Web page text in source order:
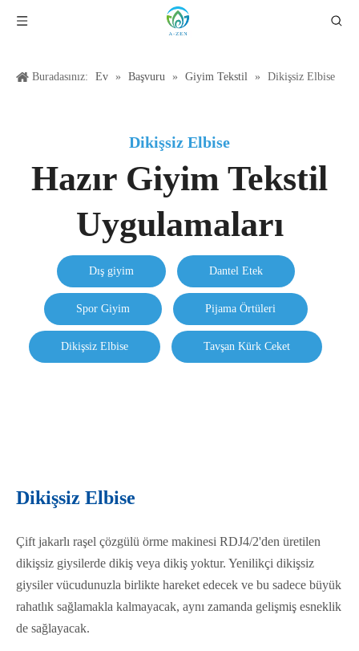
Buradasınız: Ev » Başvuru » Giyim Tekstil » Dikişsiz Elbise
Dikişsiz Elbise
Hazır Giyim Tekstil
Uygulamaları
Dış giyim Dantel Etek
Spor Giyim Pijama Örtüleri
Dikişsiz Elbise Tavşan Kürk Ceket
Dikişsiz Elbise
Çift jakarlı raşel çözgülü örme makinesi RDJ4/2'den üretilen
dikişsiz giysilerde dikiş veya dikiş yoktur. Yenilikçi dikişsiz
giysiler vücudunuzla birlikte hareket edecek ve bu sadece büyük
rahatlık sağlamakla kalmayacak, aynı zamanda gelişmiş esneklik
de sağlayacak.